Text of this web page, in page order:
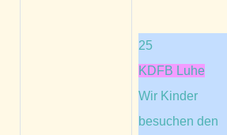
25
KDFB Luhe
Wir Kinder
besuchen den